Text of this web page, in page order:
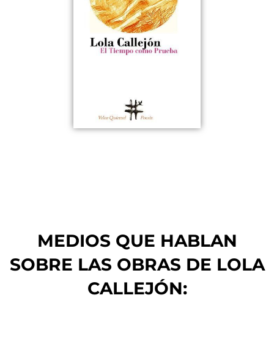
MEDIOS QUE HABLAN
SOBRE LAS OBRAS DE LOLA
CALLEJÓN: